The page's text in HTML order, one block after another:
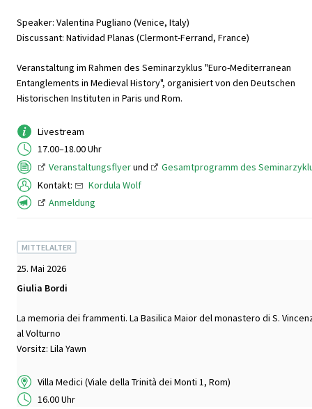
Speaker: Valentina Pugliano (Venice, Italy)
Discussant: Natividad Planas (Clermont-Ferrand, France)
Veranstaltung im Rahmen des Seminarzyklus "Euro-Mediterranean
Entanglements in Medieval History", organisiert von den Deutschen
Historischen Instituten in Paris und Rom.
Livestream
17.00–18.00 Uhr
Veranstaltungsflyerund
Gesamtprogramm des
Kontakt:
Kordula Wolf
Anmeldung
MITTELALTER
25. Mai 2026
Giulia Bordi
La memoria dei frammenti. La Basilica Maior del monastero di S.
al Volturno
Vorsitz: Lila Yawn
Villa Medici (Viale della Trinità dei Monti 1, Rom)
16.00 Uhr